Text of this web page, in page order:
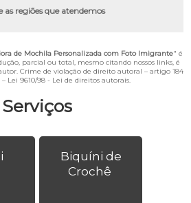
Serviços
Biquíni de
Crochê
as regiões que atendemos
de Mochila Personalizada com Foto Imigrante" é
parcial ou total, mesmo citando nossos links, é
Crime de violação de direito autoral – artigo 184
– Lei 9610/98 - Lei de direitos autorais.